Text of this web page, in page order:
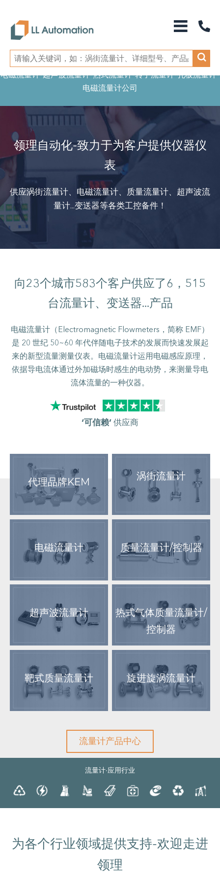
电磁流量计-超声波流量计-热式流量计-转子流量计-孔板流量计-
电磁流量计公司
领理自动化-致力于为客户提供仪器仪
表
供应涡街流量计、电磁流量计、质量流量计、超声波流
量计...变送器等各类工控备件！
向23个城市583个客户供应了6，515
台流量计、变送器...产品
电磁流量计（Electromagnetic Flowmeters，简称 EMF）
是 20 世纪 50~60 年代伴随电子技术的发展而快速发展起
来的新型流量测量仪表。电磁流量计运用电磁感应原理，
依据导电流体通过外加磁场时感生的电动势，来测量导电
流体流量的一种仪器。
‘可信赖’ 供应商
代理品牌KEM 涡街流量计
电磁流量计 质量流量计/控制器
超声波流量计
热式气体质量流量计/
控制器
靶式质量流量计 旋进旋涡流量计
流量计产品中心
流量计·应用行业
为各个行业领域提供支持-欢迎走进
领理